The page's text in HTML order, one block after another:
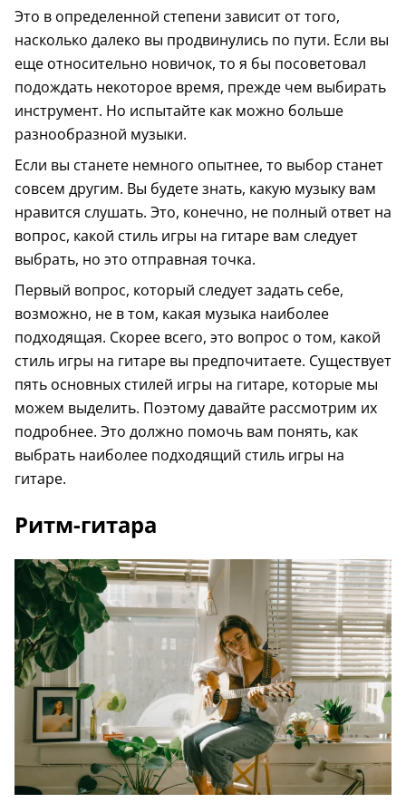
Это в определенной степени зависит от того,
насколько далеко вы продвинулись по пути. Если вы
еще относительно новичок, то я бы посоветовал
подождать некоторое время, прежде чем выбирать
инструмент. Но испытайте как можно больше
разнообразной музыки.
Если вы станете немного опытнее, то выбор станет
совсем другим. Вы будете знать, какую музыку вам
нравится слушать. Это, конечно, не полный ответ на
вопрос, какой стиль игры на гитаре вам следует
выбрать, но это отправная точка.
Первый вопрос, который следует задать себе,
возможно, не в том, какая музыка наиболее
подходящая. Скорее всего, это вопрос о том, какой
стиль игры на гитаре вы предпочитаете. Существует
пять основных стилей игры на гитаре, которые мы
можем выделить. Поэтому давайте рассмотрим их
подробнее. Это должно помочь вам понять, как
выбрать наиболее подходящий стиль игры на
гитаре.
Ритм-гитара